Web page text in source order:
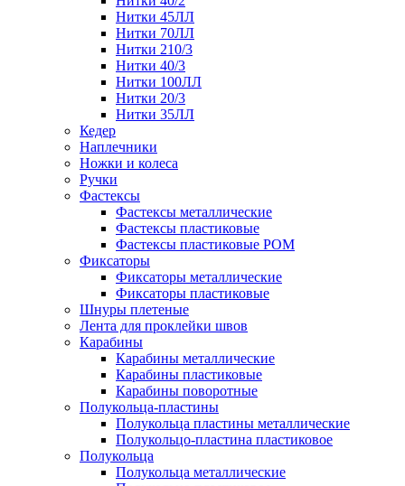
Нитки 45ЛЛ
Нитки 70ЛЛ
Нитки 210/3
Нитки 40/3
Нитки 100ЛЛ
Нитки 20/3
Нитки 35ЛЛ
Кедер
Наплечники
Ножки и колеса
Ручки
Фастексы
Фастексы металлические
Фастексы пластиковые
Фастексы пластиковые POM
Фиксаторы
Фиксаторы металлические
Фиксаторы пластиковые
Шнуры плетеные
Лента для проклейки швов
Карабины
Карабины металлические
Карабины пластиковые
Карабины поворотные
Полукольца-пластины
Полукольца пластины металлические
Полукольцо-пластина пластиковое
Полукольца
Полукольца металлические